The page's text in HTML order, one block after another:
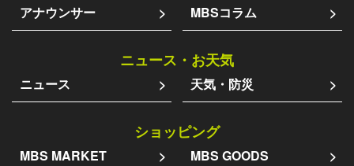
アナウンサー MBSコラム
ニュース・お天気
ニュース 天気・防災
ショッピング
MBS MARKET MBS GOODS